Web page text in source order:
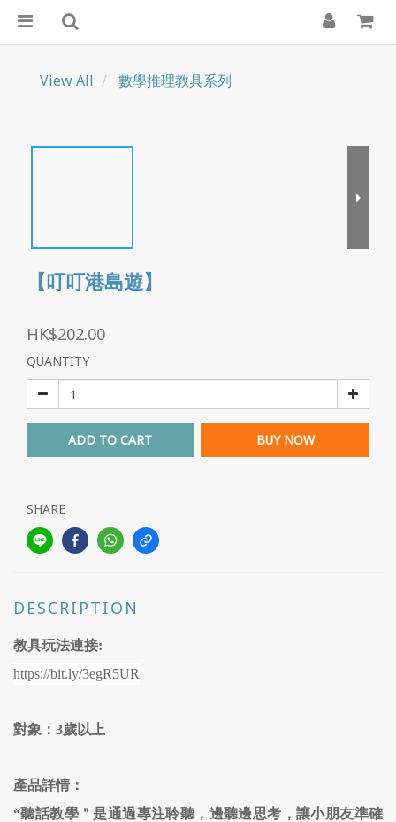
View All 數學推理教具系列
【叮叮港島遊】
HK$202.00
QUANTITY
ADD TO CART BUY NOW
SHARE
DESCRIPTION
教具玩法連接:
https://bit.ly/3egR5UR
對象： 3歲以上
產品詳情：
“聽話教學＂是通過專注聆聽，邊聽邊思考，讓小朋友準確